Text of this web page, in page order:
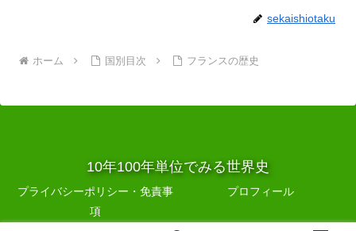
sekaishiotaku
ホーム 国別目次 フランスの歴史
10年100年単位でみる世界史
プライバシーポリシー・免責事
項
プロフィール